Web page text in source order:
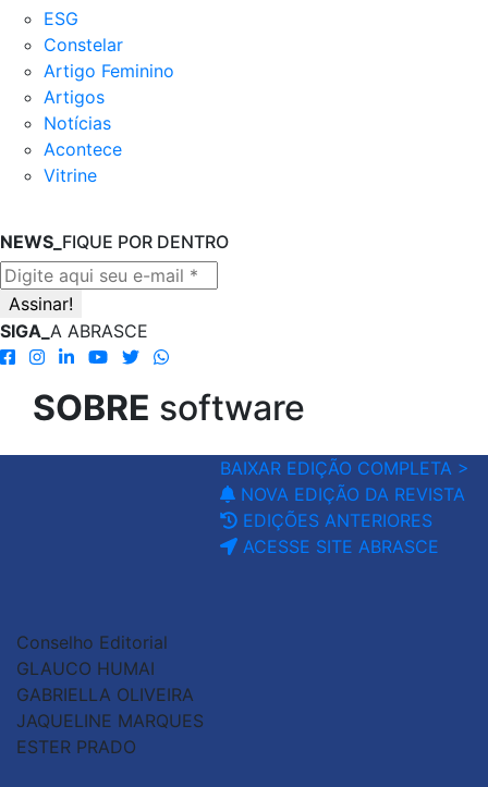
ESG
Constelar
Artigo Feminino
Artigos
Notícias
Acontece
Vitrine
NEWS_ FIQUE POR DENTRO
SIGA_ A ABRASCE
SOBRE software
BAIXAR EDIÇÃO COMPLETA >
NOVA EDIÇÃO DA REVISTA
EDIÇÕES ANTERIORES
ACESSE SITE ABRASCE
Conselho Editorial
GLAUCO HUMAI
GABRIELLA OLIVEIRA
JAQUELINE MARQUES
ESTER PRADO